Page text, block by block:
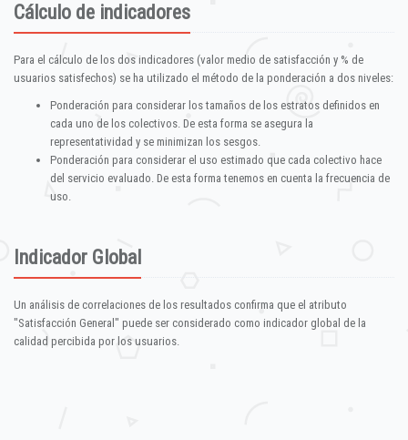
Cálculo de indicadores
Para el cálculo de los dos indicadores (valor medio de satisfacción y % de
usuarios satisfechos) se ha utilizado el método de la ponderación a dos niveles:
Ponderación para considerar los tamaños de los estratos definidos en
cada uno de los colectivos. De esta forma se asegura la
representatividad y se minimizan los sesgos.
Ponderación para considerar el uso estimado que cada colectivo hace
del servicio evaluado. De esta forma tenemos en cuenta la frecuencia de
uso.
Indicador Global
Un análisis de correlaciones de los resultados confirma que el atributo
"Satisfacción General" puede ser considerado como indicador global de la
calidad percibida por los usuarios.